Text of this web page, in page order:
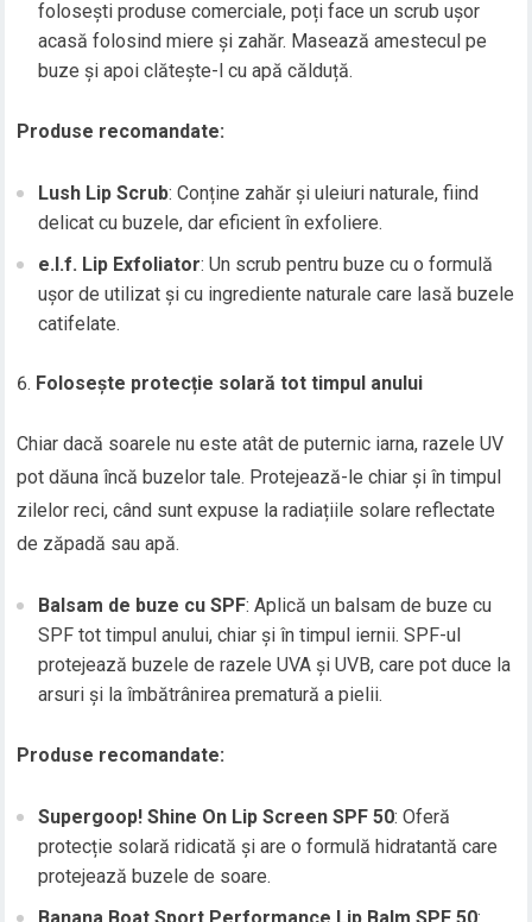
folosești produse comerciale, poți face un scrub ușor
acasă folosind miere și zahăr. Masează amestecul pe
buze și apoi clătește-l cu apă călduță.
Produse recomandate:
Lush Lip Scrub: Conține zahăr și uleiuri naturale, fiind
delicat cu buzele, dar eficient în exfoliere.
e.l.f. Lip Exfoliator: Un scrub pentru buze cu o formulă
ușor de utilizat și cu ingrediente naturale care lasă buzele
catifelate.
Folosește protecție solară tot timpul anului
Chiar dacă soarele nu este atât de puternic iarna, razele UV
pot dăuna încă buzelor tale. Protejează-le chiar și în timpul
zilelor reci, când sunt expuse la radiațiile solare reflectate
de zăpadă sau apă.
Balsam de buze cu SPF: Aplică un balsam de buze cu
SPF tot timpul anului, chiar și în timpul iernii. SPF-ul
protejează buzele de razele UVA și UVB, care pot duce la
arsuri și la îmbătrânirea prematură a pielii.
Produse recomandate:
Supergoop! Shine On Lip Screen SPF 50: Oferă
protecție solară ridicată și are o formulă hidratantă care
protejează buzele de soare.